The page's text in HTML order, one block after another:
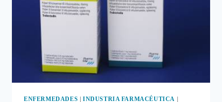
ENFERMEDADES | INDUSTRIA FARMACÉUTICA |